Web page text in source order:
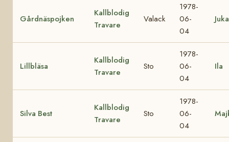
Gårdnäspojken
Kallblodig
Travare
Valack
1978-
06-
04
Juka
Lillbläsa
Kallblodig
Travare
Sto
1978-
06-
04
Ila
Silva Best
Kallblodig
Travare
Sto
1978-
06-
04